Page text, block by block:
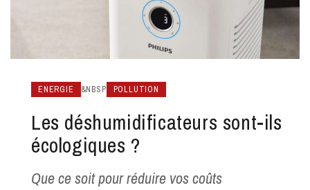
ENERGIE &NBSP POLLUTION
Les déshumidificateurs sont-ils
écologiques ?
Que ce soit pour réduire vos coûts